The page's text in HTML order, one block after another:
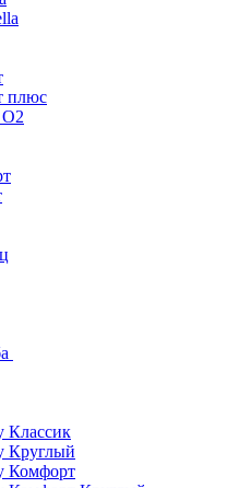
плюс
О2
Классик
Круглый
Комфорт